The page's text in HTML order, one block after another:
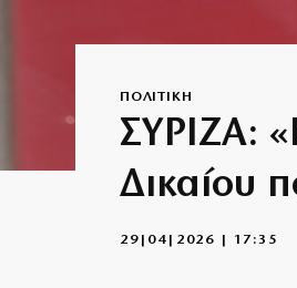
ΠΟΛΙΤΙΚΗ
ΣΥΡΙΖΑ:
Δικαίου
29|04|2026 | 17:35